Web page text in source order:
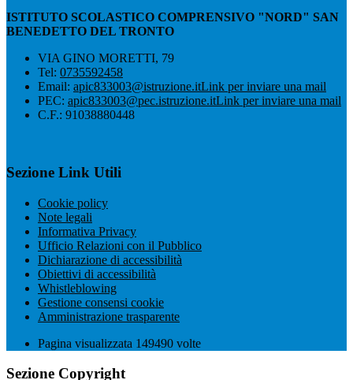
ISTITUTO SCOLASTICO COMPRENSIVO "NORD" SAN
BENEDETTO DEL TRONTO
VIA GINO MORETTI, 79
Tel: 0735592458
Email: apic833003@istruzione.itLink per inviare una mail
PEC: apic833003@pec.istruzione.itLink per inviare una mail
C.F.: 91038880448
Sezione Link Utili
Cookie policy
Note legali
Informativa Privacy
Ufficio Relazioni con il Pubblico
Dichiarazione di accessibilità
Obiettivi di accessibilità
Whistleblowing
Gestione consensi cookie
Amministrazione trasparente
Pagina visualizzata 149490 volte
Sezione Copyright